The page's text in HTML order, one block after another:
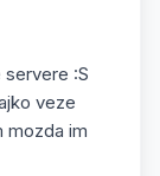
:S
veze
mozda im